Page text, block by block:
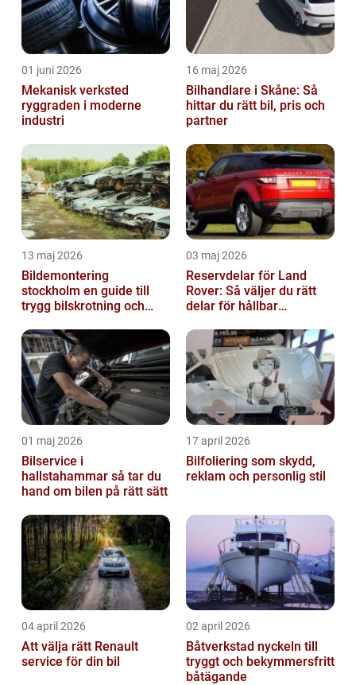
01 juni 2026
Mekanisk verksted
ryggraden i moderne
industri
16 maj 2026
Bilhandlare i Skåne: Så
hittar du rätt bil, pris och
partner
13 maj 2026
Bildemontering
stockholm en guide till
trygg bilskrotning och
03 maj 2026
Reservdelar för Land
Rover: Så väljer du rätt
delar för hållbar
01 maj 2026
Bilservice i
hallstahammar så tar du
hand om bilen på rätt sätt
17 april 2026
Bilfoliering som skydd,
reklam och personlig stil
04 april 2026
Att välja rätt Renault
service för din bil
02 april 2026
Båtverkstad nyckeln till
tryggt och bekymmersfritt
båtägande